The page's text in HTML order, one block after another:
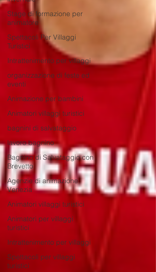
Stage di formazione per
animatore
Spettacoli Per Villaggi
Turistici
Intrattenimento per villaggi
organizzazione di feste ed
eventi
Animazione per bambini
Animatori villaggi turistici
bagnini di salvataggio
lavoro bagnino
Bagnino di Salvataggio con
Brevetto
Agenzie di animazione
Venezia
Animatori villaggi turistici
Animatori per villaggi
turistici
Intrattenimento per villaggi
Spettacoli per villaggi
turistici